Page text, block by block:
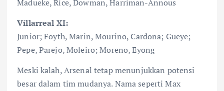
Madueke, Rice, Dowman, Harriman-Annous
Villarreal XI:
Junior; Foyth, Marin, Mourino, Cardona; Gueye;
Pepe, Parejo, Moleiro; Moreno, Eyong
Meski kalah, Arsenal tetap menunjukkan potensi
besar dalam tim mudanya. Nama seperti Max